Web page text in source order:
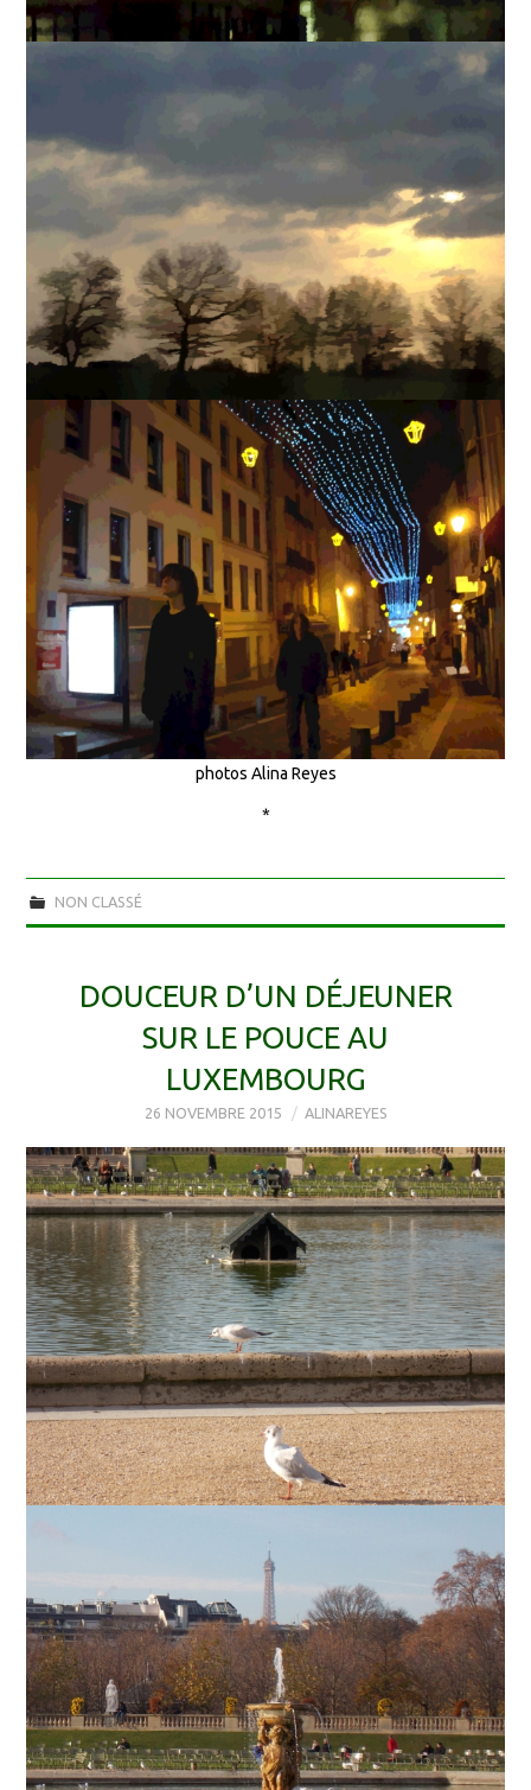
photos Alina Reyes
*
NON CLASSÉ
DOUCEUR D’UN DÉJEUNER
SUR LE POUCE AU
LUXEMBOURG
26 NOVEMBRE 2015 ALINAREYES